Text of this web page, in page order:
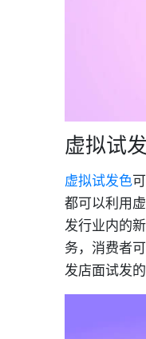
虚拟试
虚拟试发色
都可以利用
发行业内的
务，消费者
发店面试发的